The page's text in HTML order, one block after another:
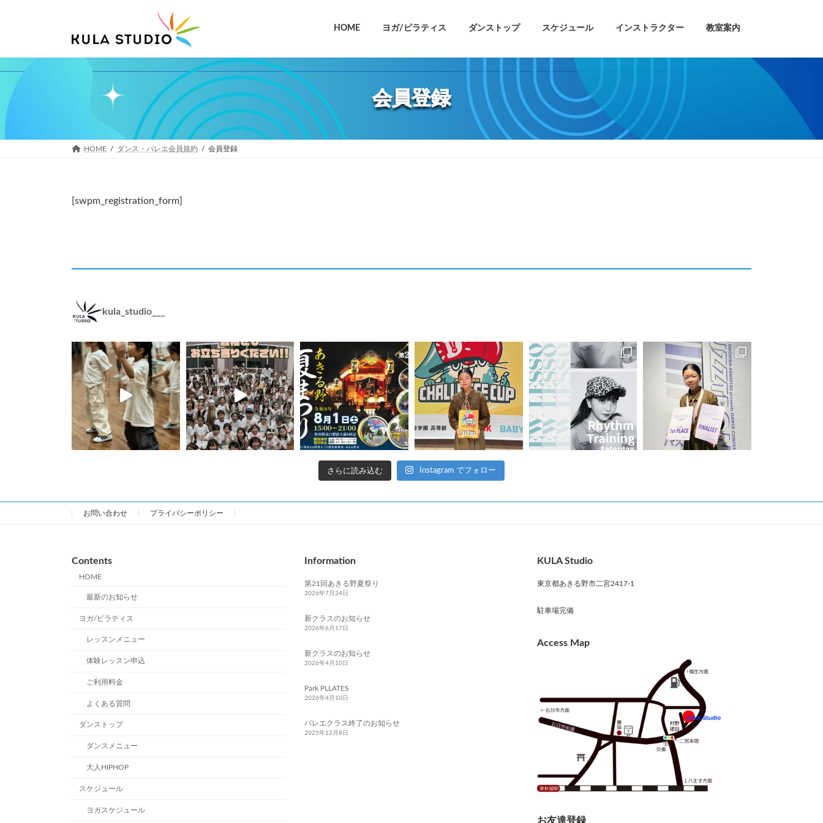
ツ
へ
ッ
シ
ョ
移
HOME ヨガ/ピラティス ダンストップ スケジュール インストラクター 教室案内
会員登録
HOME ダンス・バレエ会員規約 会員登録
[swpm_registration_form]
kula_studio___
さらに読み込む Instagram でフォロー
お問い合わせ プライバシーポリシー
Contents
HOME
最新のお知らせ
ヨガ/ピラティス
レッスンメニュー
体験レッスン申込
ご利用料金
よくある質問
ダンストップ
ダンスメニュー
大人HIPHOP
スケジュール
ヨガスケジュール
Information
第21回あきる野夏祭り
2026年7月24日
新クラスのお知らせ
2026年6月17日
新クラスのお知らせ
2026年4月10日
Park PLLATES
2026年4月10日
バレエクラス終了のお知らせ
2025年12月8日
KULA Studio
東京都あきる野市二宮2417-1
駐車場完備
Access Map
お友達登録